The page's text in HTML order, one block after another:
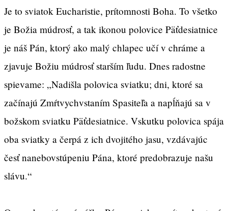
Je to sviatok Eucharistie, prítomnosti Boha. To všetko
je Božia múdrosť, a tak ikonou polovice Päťdesiatnice
je náš Pán, ktorý ako malý chlapec učí v chráme a
zjavuje Božiu múdrosť starším ľudu. Dnes radostne
spievame: „Nadišla polovica sviatku; dni, ktoré sa
začínajú Zmŕtvychvstaním Spasiteľa a napĺňajú sa v
božskom sviatku Päťdesiatnice. Vskutku polovica spája
oba sviatky a čerpá z ich dvojitého jasu, vzdávajúc
česť nanebovstúpeniu Pána, ktoré predobrazuje našu
slávu.“